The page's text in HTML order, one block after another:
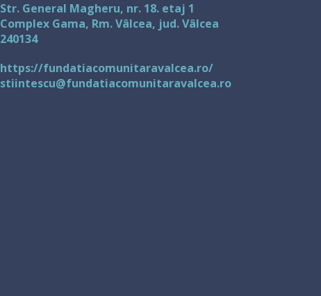
Str. General Magheru, nr. 18. etaj 1
Complex Gama, Rm. Vâlcea, jud. Vâlcea
240134
https://fundatiacomunitaravalcea.ro/
stiintescu@fundatiacomunitaravalcea.ro